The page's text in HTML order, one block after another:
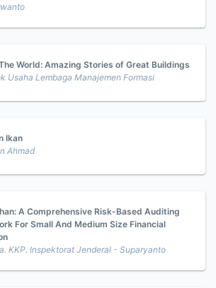
World: Amazing Stories of Great Buildings
Usaha Lembaga Manajemen Formasi
Ikan
Ahmad
A Comprehensive Risk-Based Auditing
For Small And Medium Size Financial
KKP. Inspektorat Jenderal - Suparyanto